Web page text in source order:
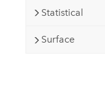
Statistical
Surface